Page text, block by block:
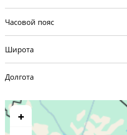
Часовой пояс
Широта
Долгота
+